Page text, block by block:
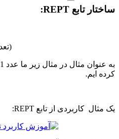
ساختار تابع REPT:
=REPT(تعداد تکرار, متن یا کاراکتر)
کرده ایم.
یک مثال کاربردی از تابع REPT: